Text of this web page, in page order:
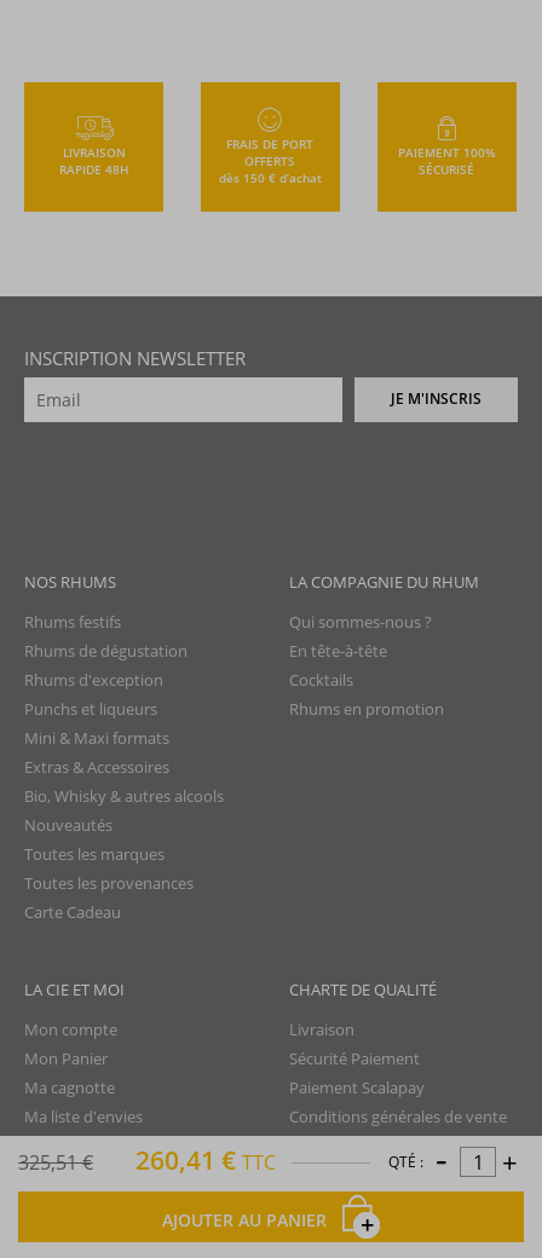
325,51 € 260,41 € TTC QTÉ : - +
AJOUTER AU PANIER
LIVRAISON
RAPIDE 48H
FRAIS DE PORT
OFFERTS
dès 150 € d’achat
PAIEMENT 100%
SÉCURISÉ
INSCRIPTION NEWSLETTER
JE M'INSCRIS
NOS RHUMS
Rhums festifs
Rhums de dégustation
Rhums d'exception
Punchs et liqueurs
Mini & Maxi formats
Extras & Accessoires
Bio, Whisky & autres alcools
Nouveautés
Toutes les marques
Toutes les provenances
Carte Cadeau
LA COMPAGNIE DU RHUM
Qui sommes-nous ?
En tête-à-tête
Cocktails
Rhums en promotion
LA CIE ET MOI
Mon compte
Mon Panier
Ma cagnotte
Ma liste d'envies
Aide - FAQ
CHARTE DE QUALITÉ
Livraison
Sécurité Paiement
Paiement Scalapay
Conditions générales de vente
Charte de confidentialité
Protection des données
Droit de rétractation
Mentions légales